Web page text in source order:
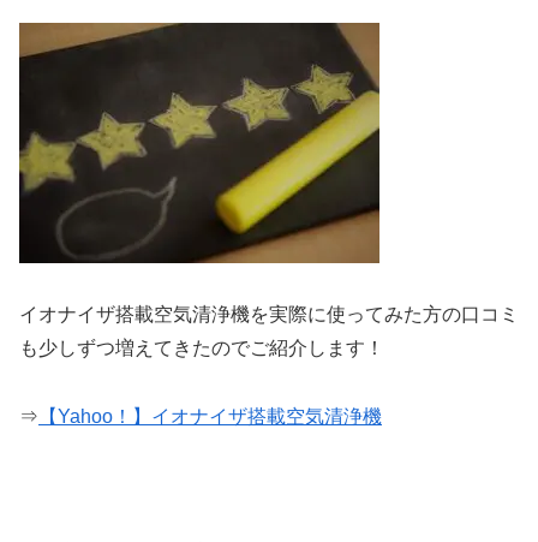
イオナイザ搭載空気清浄機を実際に使ってみた方の口コミ
も少しずつ増えてきたのでご紹介します！
⇒ 【Yahoo！】イオナイザ搭載空気清浄機